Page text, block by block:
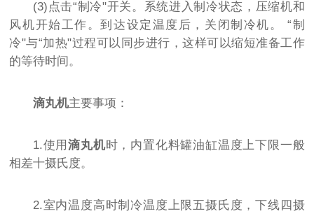
(3)点击“制冷"开关。系统进入制冷状态，压缩机和
风机开始工作。到达设定温度后，关闭制冷机。 “制
冷"与“加热"过程可以同步进行，这样可以缩短准备工作
的等待时间。
滴丸机主要事项：
1.使用滴丸机时，内置化料罐油缸温度上下限一般
相差十摄氏度。
2.室内温度高时制冷温度上限五摄氏度，下线四摄